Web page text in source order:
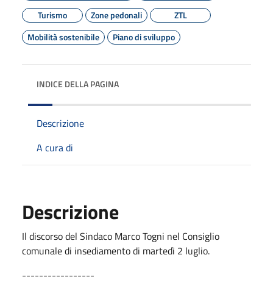
Turismo
Zone pedonali
ZTL
Mobilità sostenibile
Piano di sviluppo
INDICE DELLA PAGINA
Descrizione
A cura di
Descrizione
Il discorso del Sindaco Marco Togni nel Consiglio
comunale di insediamento di martedì 2 luglio.
-----------------